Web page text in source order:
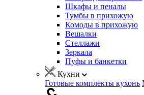
Шкафы и пеналы
Тумбы в прихожую
Комоды в прихожую
Вешалки
Стеллажи
Зеркала
Пуфы и банкетки
Кухни
Готовые комплекты кухонь